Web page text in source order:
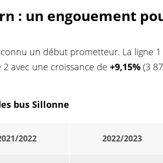
: un engouement
un début prometteur. La ligne
avec une croissance de +9,15% (3
bus Sillonne
2022 2022/2023